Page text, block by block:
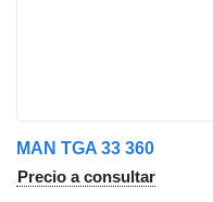
MAN TGA 33 360
Precio a consultar